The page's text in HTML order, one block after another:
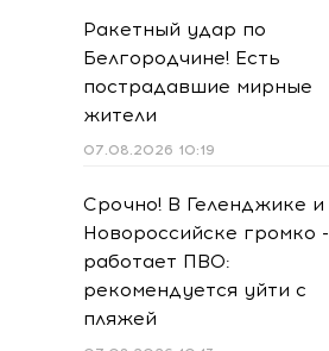
Ракетный удар по
Белгородчине! Есть
пострадавшие мирные
жители
07.08.2026 10:19
Срочно! В Геленджике и
Новороссийске громко -
работает ПВО:
рекомендуется уйти с
пляжей